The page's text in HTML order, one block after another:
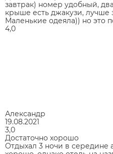
завтрак) номер удобный,
крыше есть джакузи, лучше
Маленькие одеяла)) но это
4,0
Александр
19.08.2021
3,0
Достаточно хорошо
Отдыхал 3 ночи в середине